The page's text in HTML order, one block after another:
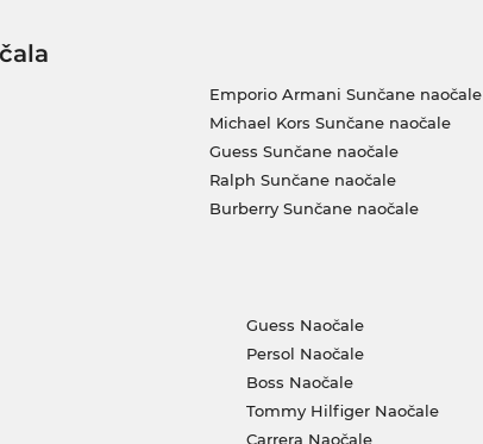
Emporio Armani Sunčane naočale
Michael Kors Sunčane naočale
Guess Sunčane naočale
Ralph Sunčane naočale
Burberry Sunčane naočale
Guess Naočale
Persol Naočale
Boss Naočale
Tommy Hilfiger Naočale
Carrera Naočale